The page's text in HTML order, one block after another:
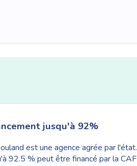
jusqu'à 92%
est une agence agrée par l'état.
92.5 % peut être financé par la CAF